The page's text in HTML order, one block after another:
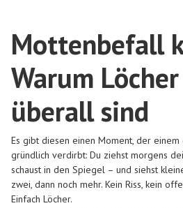
Mottenbefall
Warum
überall sind
Es gibt diesen einen Moment, der
gründlich verdirbt: Du ziehst morgens
schaust in den Spiegel – und siehst
zwei, dann noch mehr. Kein Riss, kein
Einfach Löcher.